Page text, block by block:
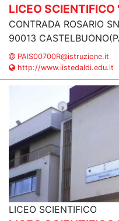
LICEO
CONTRADA ROSARIO
90013
PAIS00700R@istruzione.it
http://www.iistedaldi.edu.it
LICEO SCIENTIFICO